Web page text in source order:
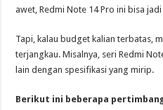
awet, Redmi Note 14 Pro ini bisa
Tapi, kalau budget kalian terbatas,
terjangkau. Misalnya, seri Redmi
lain dengan spesifikasi yang mirip.
Berikut ini beberapa